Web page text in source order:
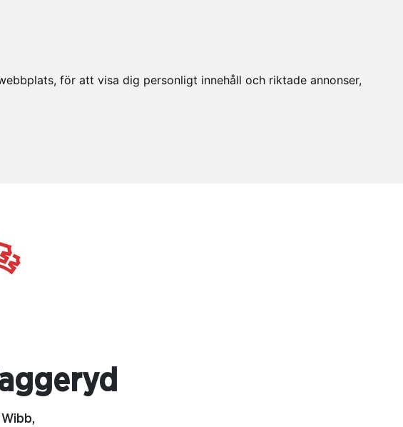
för att visa dig personligt innehåll och riktade annonser,